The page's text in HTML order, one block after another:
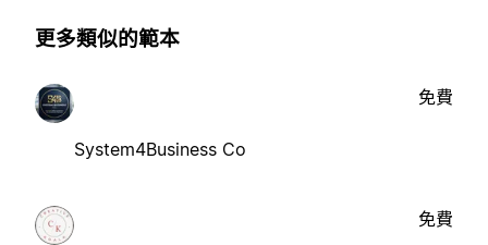
更多類似的範本
System4Business Co
免費
免費